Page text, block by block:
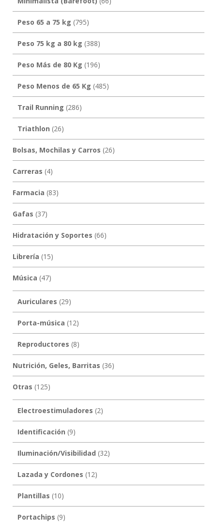
Peso 65 a 75 kg (795)
Peso 75 kg a 80 kg (388)
Peso Más de 80 Kg (196)
Peso Menos de 65 Kg (485)
Trail Running (286)
Triathlon (26)
Bolsas, Mochilas y Carros (26)
Carreras (4)
Farmacia (83)
Gafas (37)
Hidratación y Soportes (66)
Librería (15)
Música (47)
Auriculares (29)
Porta-música (12)
Reproductores (8)
Nutrición, Geles, Barritas (36)
Otras (125)
Electroestimuladores (2)
Identificación (9)
Iluminación/Visibilidad (32)
Lazada y Cordones (12)
Plantillas (10)
Portachips (9)